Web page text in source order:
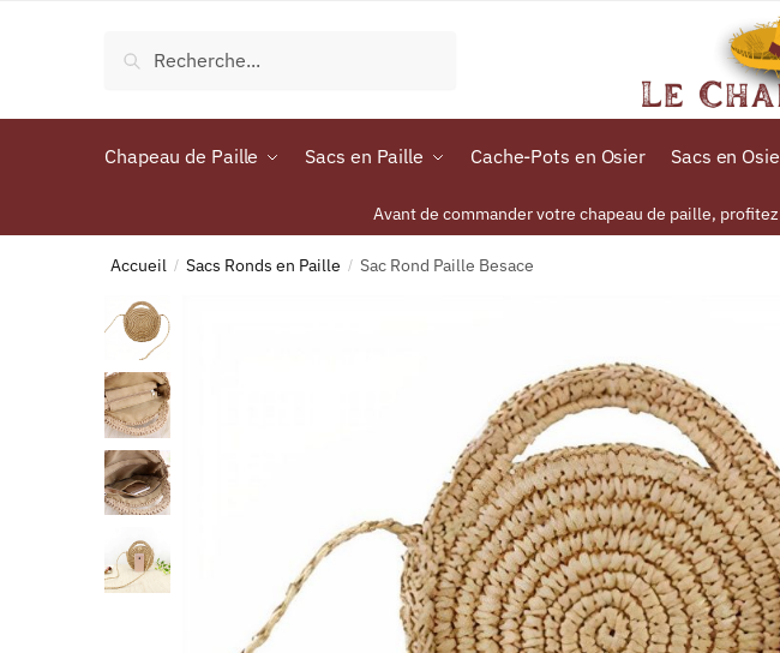
Recherche
Chapeau de Paille Sacs en Paille Cache-Pots en Osier Sacs en
Avant de commander votre chapeau de paille,
Accueil / Sacs Ronds en Paille / Sac Rond Paille Besace